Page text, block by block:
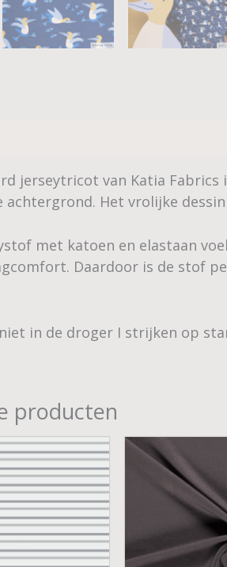
jerseytricot van Katia
achtergrond. Het vrolijke
met katoen en elastaan
Daardoor is de stof
niet in de droger I strijken op
producten